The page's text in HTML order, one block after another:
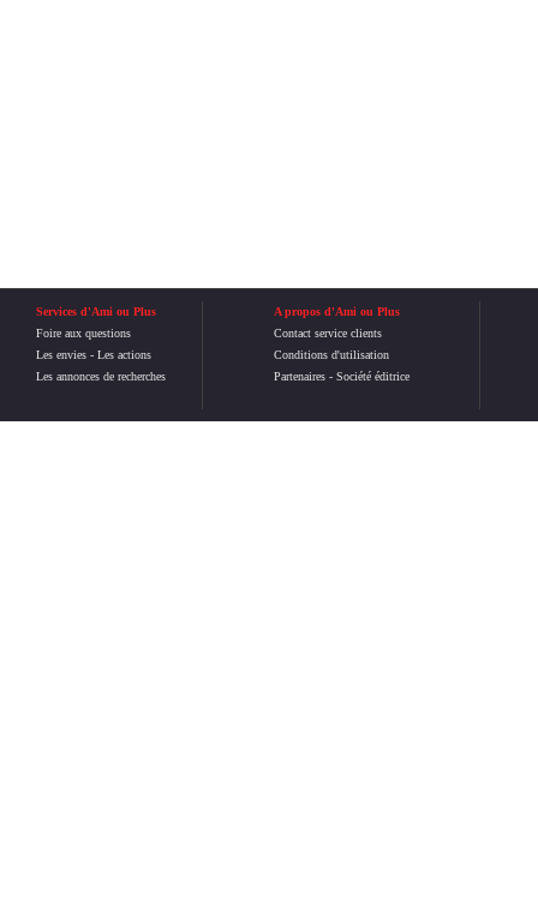
Services d'Ami ou Plus
Foire aux questions
Les envies - Les actions
Les annonces de recherches
A propos d'Ami ou Plus
Contact service clients
Conditions d'utilisation
Partenaires- Société éditrice